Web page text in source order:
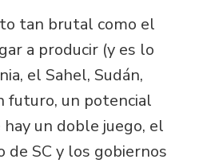
tan brutal como el
a producir (y es lo
el Sahel, Sudán,
futuro, un potencial
un doble juego, el
SC y los gobiernos